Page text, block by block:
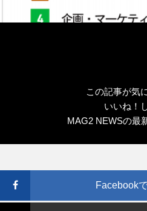
この記事が気
いいね！
MAG2 NEWSの最
Facebook